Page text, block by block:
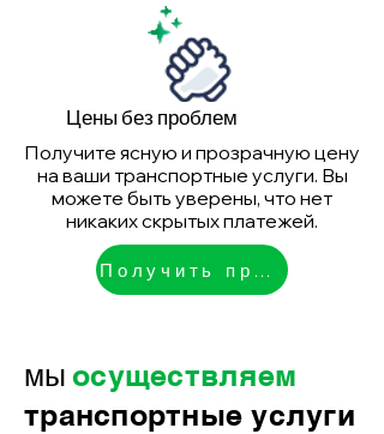
Цены без проблем
Получите ясную и прозрачную цену
на ваши транспортные услуги. Вы
можете быть уверены, что нет
никаких скрытых платежей.
Получить предложение
мы осуществляем
транспортные услуги